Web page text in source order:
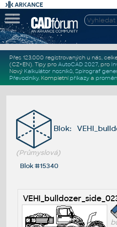
Přes 123.000 registrovaných u nás,
(CZ+EN). Tipy pro AutoCAD 2027, pro
Nový Kalkulátor nosníků, Spirograf
Převodníky. Kompletní příkazya
Blok:
(Průmyslová)
Blok #15340